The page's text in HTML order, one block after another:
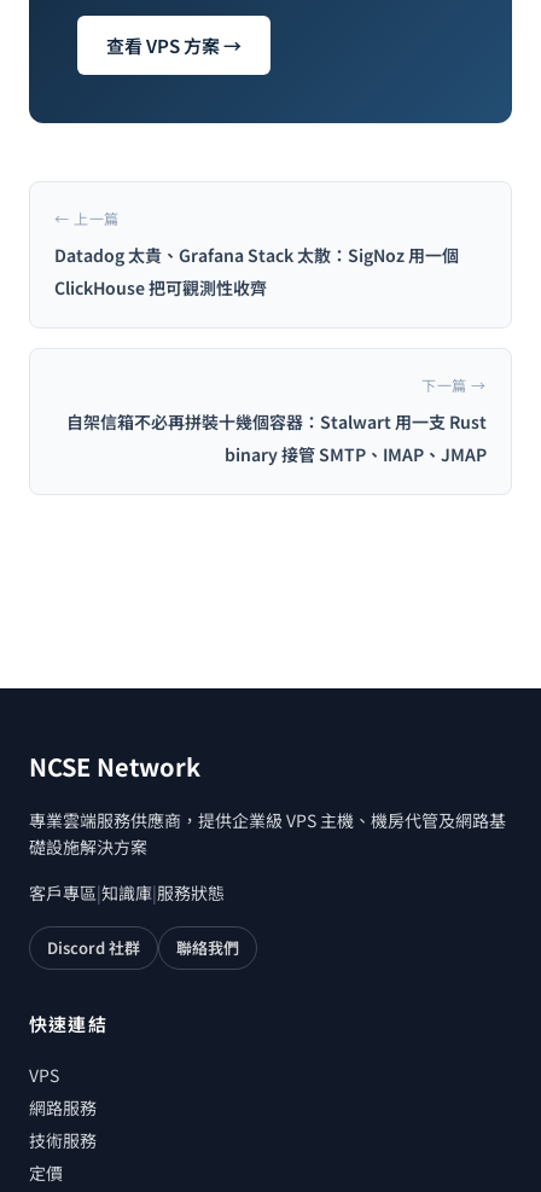
查看 VPS 方案 →
← 上一篇
Datadog 太貴、Grafana Stack 太散：SigNoz 用一個
ClickHouse 把可觀測性收齊
下一篇 →
自架信箱不必再拼裝十幾個容器：Stalwart 用一支 Rust
binary 接管 SMTP、IMAP、JMAP
NCSE Network
專業雲端服務供應商，提供企業級 VPS 主機、機房代管及網路基
礎設施解決方案
客戶專區|知識庫|服務狀態
Discord 社群 聯絡我們
快速連結
VPS
網路服務
技術服務
定價